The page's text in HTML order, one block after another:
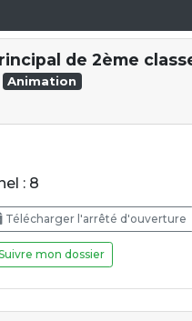
de 2ème
Animation
: 8
Télécharger l'arrêté d'ouverture
mon dossier